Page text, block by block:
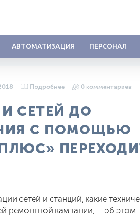
АВТОМАТИЗАЦИЯ ПЕРСОНАЛ
Подробнее 0 комментариев
СЕТЕЙ ДО
С ПОМОЩЬЮ
сетей и станций, какие
ремонтной кампании, – об этом